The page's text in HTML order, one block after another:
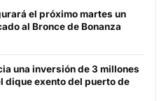
el próximo martes un
al Bronce de Bonanza
una inversión de 3 millones
dique exento del puerto de